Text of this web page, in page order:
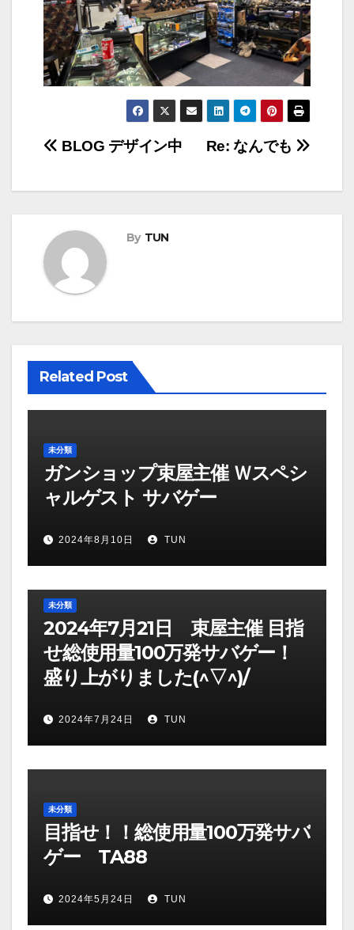
投
稿
ビ
ゲ
ー
ョ
ン
Re: なんでも
BLOG デザイン中
By TUN
Related Post
未分類
ガンショップ束屋主催 Ｗスペシ
ャルゲスト サバゲー
2024年8月10日 TUN
未分類
2024年7月21日 束屋主催 目指
せ総使用量100万発サバゲー！
盛り上がりました(^▽^)/
2024年7月24日 TUN
未分類
目指せ！！総使用量100万発サバ
ゲー TA88
2024年5月24日 TUN